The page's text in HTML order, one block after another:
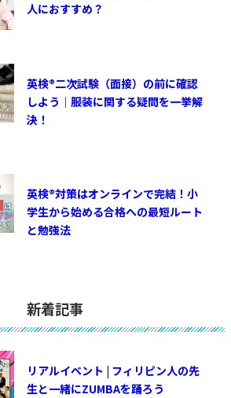
人におすすめ？
英検®︎二次試験（面接）の前に確認
しよう｜服装に関する疑問を一挙解
決！
英検®対策はオンラインで完結！小
学生から始める合格への最短ルート
と勉強法
新着記事
リアルイベント | フィリピン人の先
生と一緒にZUMBAを踊ろう